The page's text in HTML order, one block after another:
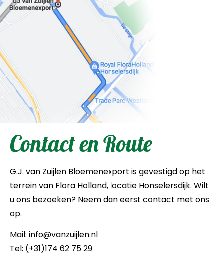
Contact en Route
G.J. van Zuijlen Bloemenexport is gevestigd op het
terrein van Flora Holland, locatie Honselersdijk. Wilt
u ons bezoeken? Neem dan eerst contact met ons
op.
Mail: info@vanzuijlen.nl
Tel: (+31)174 62 75 29